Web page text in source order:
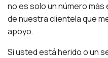
no es solo un número más
de nuestra clientela que
apoyo.
Si usted está herido o un